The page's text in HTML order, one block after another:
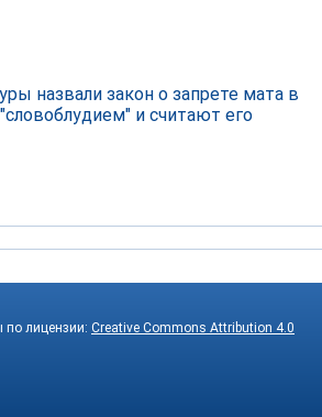
назвали закон о запрете мата в
и считают его
по лицензии: Creative Commons Attribution 4.0